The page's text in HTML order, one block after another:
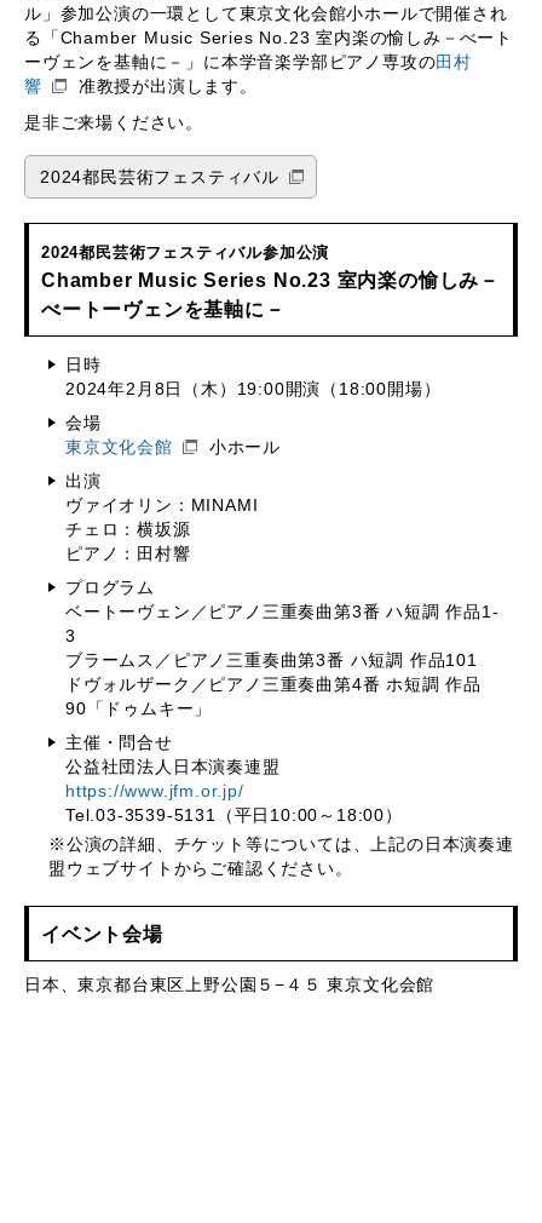
ル」参加公演の一環として東京文化会館小ホールで開催され
る「Chamber Music Series No.23 室内楽の愉しみ－べート
ーヴェンを基軸に－」に本学音楽学部ピアノ専攻の田村
響
准教授が出演します。
是非ご来場ください。
2024都民芸術フェスティバル
2024都民芸術フェスティバル参加公演
Chamber Music Series No.23 室内楽の愉しみ－
べートーヴェンを基軸に－
日時
2024年2月8日（木）19:00開演（18:00開場）
会場
東京文化会館
小ホール
出演
ヴァイオリン：MINAMI
チェロ：横坂源
ピアノ：田村響
プログラム
ベートーヴェン／ピアノ三重奏曲第3番 ハ短調 作品1-
3
ブラームス／ピアノ三重奏曲第3番 ハ短調 作品101
ドヴォルザーク／ピアノ三重奏曲第4番 ホ短調 作品
90「ドゥムキー」
主催・問合せ
公益社団法人日本演奏連盟
https://www.jfm.or.jp/
Tel.03-3539-5131（平日10:00～18:00）
※公演の詳細、チケット等については、上記の日本演奏連
盟ウェブサイトからご確認ください。
イベント会場
日本、東京都台東区上野公園５−４５ 東京文化会館